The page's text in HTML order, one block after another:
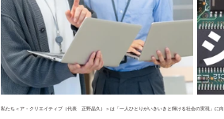
私たち＜ア・クリエイティブ（代表　正野晶久）＞は「一人ひとりがいきいきと輝ける社会の実現」